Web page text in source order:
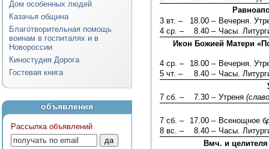
Дом особенных людей
Казачья община
Благотворительная помощь
воинам в госпиталях и в
Новороссии
Киностудия Дорога
Гостевая книга
объявления
Рассылка объявлений
3 вт. –
18.00 – Вечерня.
4 ср. –
8.40 – Часы.
Икон Божией Матери
4 ср. – 18.00 – Вечерня.
5 чт. –
8.40 – Часы.
7 сб. –
7.30 – Утреня
7 сб. – 17.00 – Всенощное
8 вс. –
8.40 – Часы.
Вмч. и